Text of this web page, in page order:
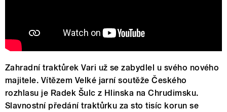
Zahradní traktůrek Vari už se zabydlel u svého nového
majitele. Vítězem Velké jarní soutěže Českého
rozhlasu je Radek Šulc z Hlinska na Chrudimsku.
Slavnostní předání traktůrku za sto tisíc korun se